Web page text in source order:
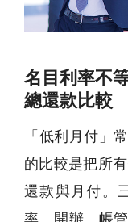
名目利率不
總還款比較
「低利月付」
的比較是把所
還款與月付。
率、開辦、帳